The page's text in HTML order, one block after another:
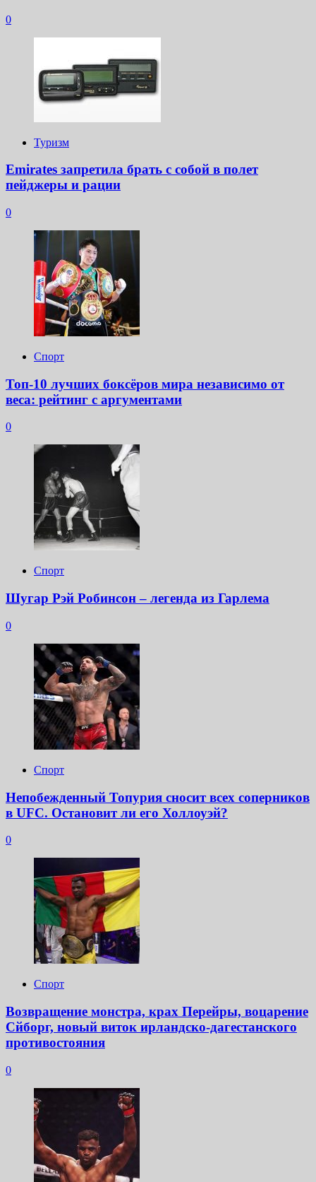
0
Туризм
Emirates запретила брать с собой в полет
пейджеры и рации
0
Спорт
Топ-10 лучших боксёров мира независимо от
веса: рейтинг с аргументами
0
Спорт
Шугар Рэй Робинсон – легенда из Гарлема
0
Спорт
Непобежденный Топурия сносит всех соперников
в UFC. Остановит ли его Холлоуэй?
0
Спорт
Возвращение монстра, крах Перейры, воцарение
Сйборг, новый виток ирландско-дагестанского
противостояния
0